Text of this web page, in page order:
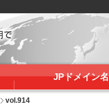
JPドメイン
vol.914